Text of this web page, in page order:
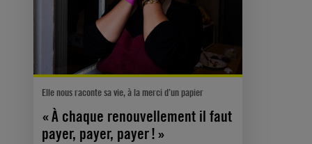
Elle nous raconte sa vie, à la merci d’un papier
« À chaque renouvellement il faut
payer, payer, payer ! »